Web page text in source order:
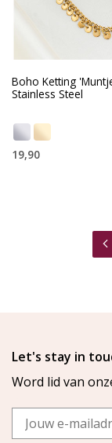
Boho Ketting
Stainless Steel
19,90
Let's stay in
Word lid van
Email